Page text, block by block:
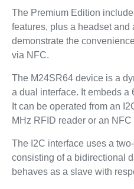
The Premium Edition
features, plus a headset and
demonstrate the
via NFC.
The M24SR64 device is a
a dual interface. It embeds a
It can be operated from an
MHz RFID reader or an NFC
The I2C interface uses a
consisting of a bidirectional
behaves as a slave with